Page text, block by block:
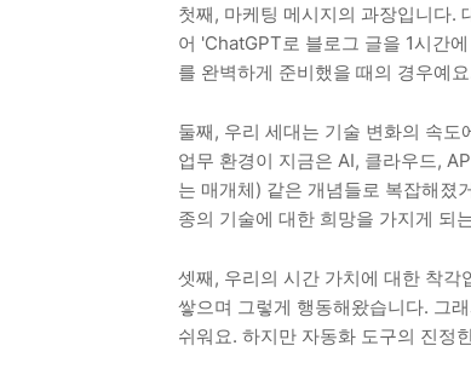
첫째, 마케팅 메시지의 과장입니다.
어 'ChatGPT로 블로그 글을 1시간
를 완벽하게 준비했을 때의 경우예
둘째, 우리 세대는 기술 변화의 속
업무 환경이 지금은 AI, 클라우드,
는 매개체) 같은 개념들로 복잡해졌
종의 기술에 대한 희망을 가지게 되
셋째, 우리의 시간 가치에 대한 착
쌓으며 그렇게 행동해왔습니다. 그
쉬워요. 하지만 자동화 도구의 진정